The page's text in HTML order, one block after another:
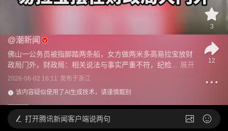
@潮新闻
佛山一公务员被指脚踏两条船，女方做两米多高易拉宝放财
政局门外，财政局：相关说法与事实严重不符，纪检...
展开
2026-06-02 16:11 发布于浙江
该内容疑似使用了AI生成技术，请谨慎甄别
3
12
打开腾讯新闻客户端说两句